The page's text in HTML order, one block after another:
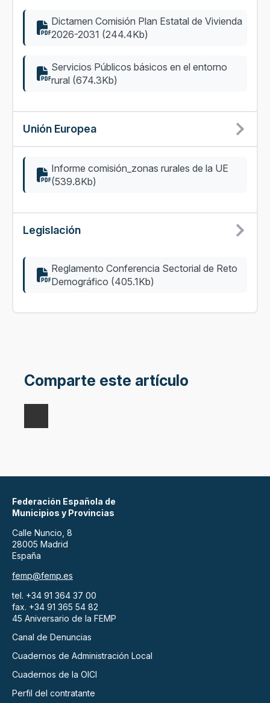
Dictamen Comisión Plan Estatal de Vivienda
2026-2031 (244.4Kb)
Servicios Públicos básicos en el entorno
rural (674.3Kb)
Unión Europea
Informe comisión_zonas rurales de la UE
(539.8Kb)
Legislación
Reglamento Conferencia Sectorial de Reto
Demográfico (405.1Kb)
Comparte este artículo
Federación Española de
Municipios y Provincias
Calle Nuncio, 8
28005 Madrid
España
femp@femp.es
tel. +34 91 364 37 00
fax. +34 91 365 54 82
45 Aniversario de la FEMP
Canal de Denuncias
Cuadernos de Administración Local
Cuadernos de la OICI
Perfil del contratante